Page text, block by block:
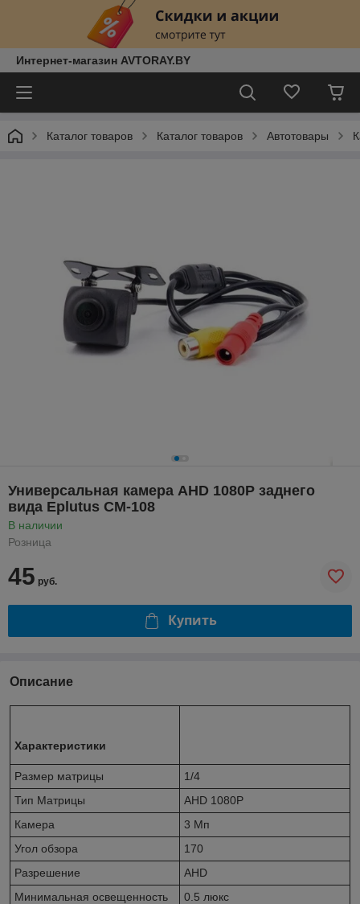
Интернет-магазин AVTORAY.BY
Каталог товаров Каталог товаров Автотовары
Универсальная камера AHD 1080P заднего
вида Eplutus CM-108
В наличии
Розница
45 руб.
Купить
Описание
Характеристики
Размер матрицы
1/4
Тип Матрицы
AHD 1080P
Камера
3 Мп
Угол обзора
170
Разрешение
AHD
Минимальная освещенность
0.5 люкс